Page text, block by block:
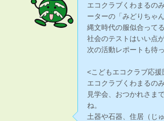
エコクラブくわまるの
ーターの「みどりちゃん
縄文時代の服似合って
社会のテストはいい点
次の活動レポートも待
<こどもエコクラブ応援
エコクラブくわまるの
見学会、おつかれさま
ね。
土器や石器、住居（じ